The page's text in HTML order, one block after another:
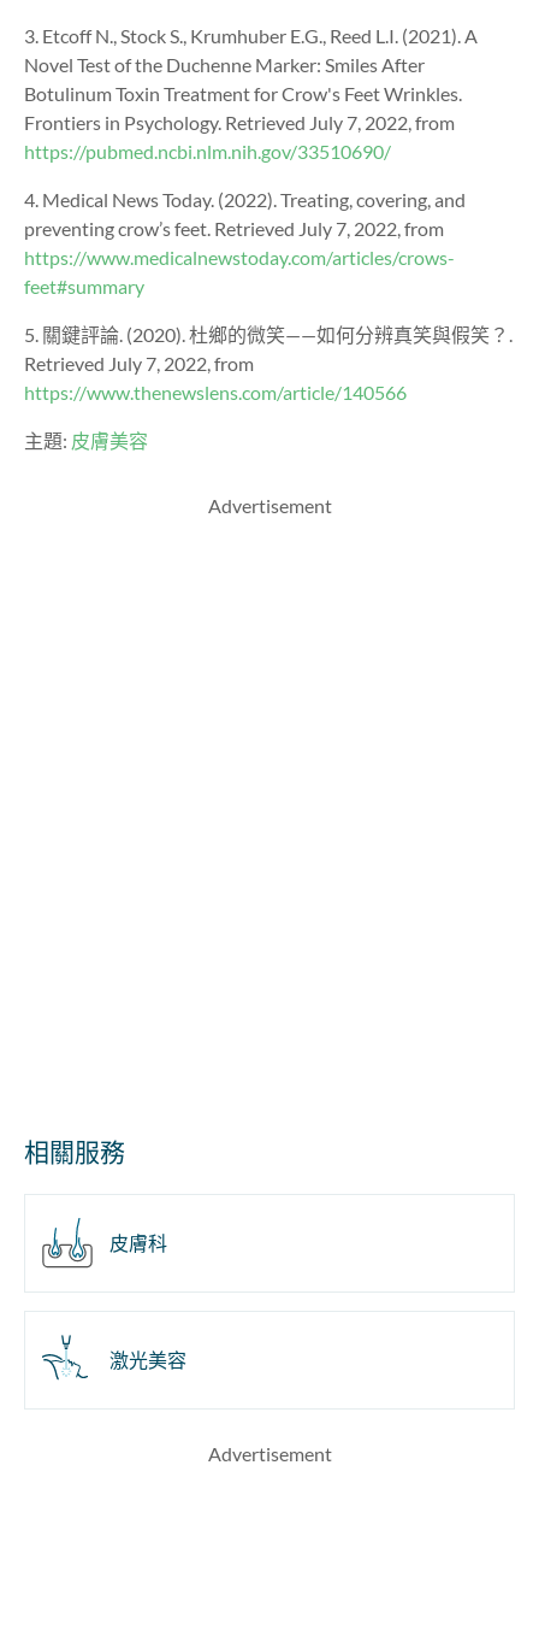
3. Etcoff N., Stock S., Krumhuber E.G., Reed L.I. (2021). A
Novel Test of the Duchenne Marker: Smiles After
Botulinum Toxin Treatment for Crow's Feet Wrinkles.
Frontiers in Psychology. Retrieved July 7, 2022, from
https://pubmed.ncbi.nlm.nih.gov/33510690/
4. Medical News Today. (2022). Treating, covering, and
preventing crow’s feet. Retrieved July 7, 2022, from
https://www.medicalnewstoday.com/articles/crows-
feet#summary
5. 關鍵評論. (2020). 杜鄉的微笑——如何分辨真笑與假笑？.
Retrieved July 7, 2022, from
https://www.thenewslens.com/article/140566
主題: 皮膚美容
Advertisement
相關服務
皮膚科
激光美容
Advertisement